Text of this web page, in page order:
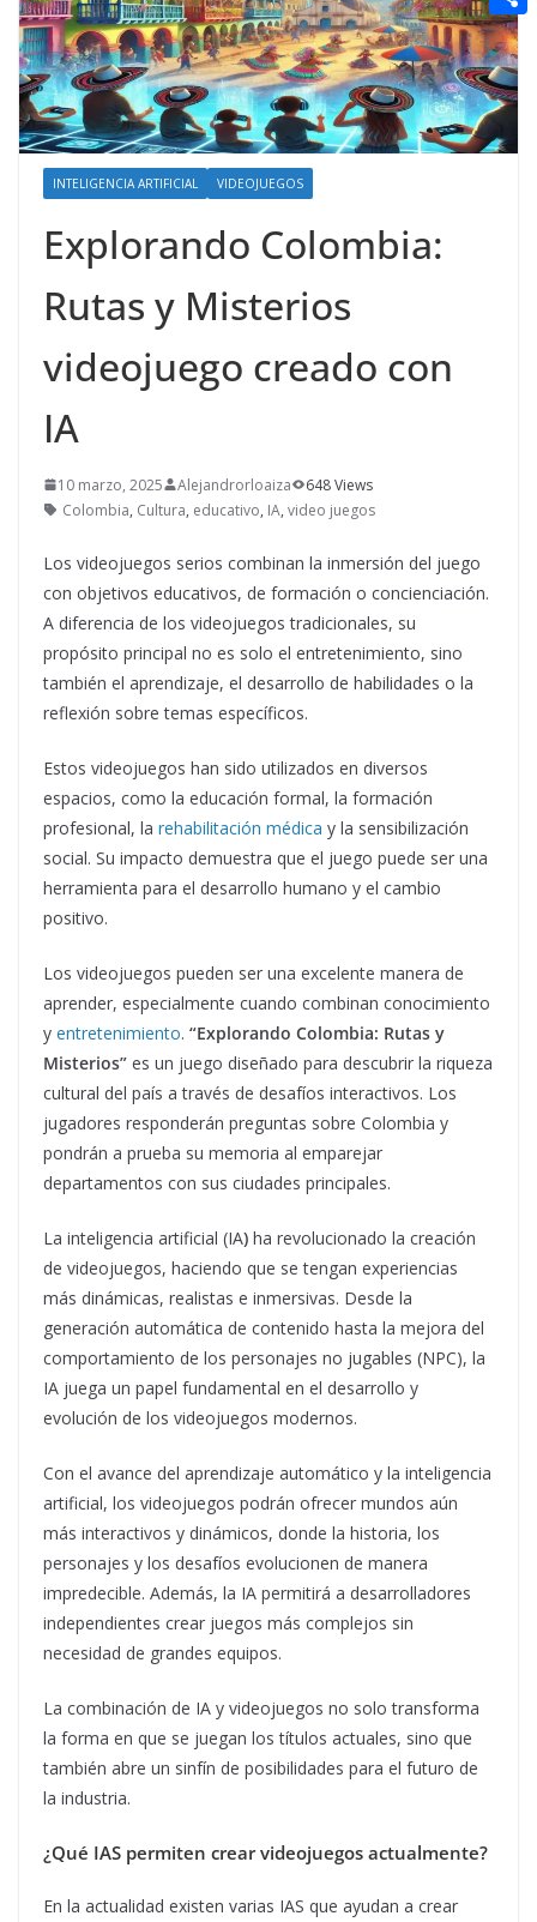
INTELIGENCIA ARTIFICIAL VIDEOJUEGOS
Explorando Colombia:
Rutas y Misterios
videojuego creado con
IA
10 marzo, 2025 Alejandrorloaiza
648 Views
Colombia, Cultura, educativo, IA, video juegos
Los videojuegos serios combinan la inmersión del juego
con objetivos educativos, de formación o concienciación.
A diferencia de los videojuegos tradicionales, su
propósito principal no es solo el entretenimiento, sino
también el aprendizaje, el desarrollo de habilidades o la
reflexión sobre temas específicos.
Estos videojuegos han sido utilizados en diversos
espacios, como la educación formal, la formación
profesional, la rehabilitación médica y la sensibilización
social. Su impacto demuestra que el juego puede ser una
herramienta para el desarrollo humano y el cambio
positivo.
Los videojuegos pueden ser una excelente manera de
aprender, especialmente cuando combinan conocimiento
y entretenimiento. “Explorando Colombia: Rutas y
Misterios” es un juego diseñado para descubrir la riqueza
cultural del país a través de desafíos interactivos. Los
jugadores responderán preguntas sobre Colombia y
pondrán a prueba su memoria al emparejar
departamentos con sus ciudades principales.
La inteligencia artificial (IA) ha revolucionado la creación
de videojuegos, haciendo que se tengan experiencias
más dinámicas, realistas e inmersivas. Desde la
generación automática de contenido hasta la mejora del
comportamiento de los personajes no jugables (NPC), la
IA juega un papel fundamental en el desarrollo y
evolución de los videojuegos modernos.
Con el avance del aprendizaje automático y la inteligencia
artificial, los videojuegos podrán ofrecer mundos aún
más interactivos y dinámicos, donde la historia, los
personajes y los desafíos evolucionen de manera
impredecible. Además, la IA permitirá a desarrolladores
independientes crear juegos más complejos sin
necesidad de grandes equipos.
La combinación de IA y videojuegos no solo transforma
la forma en que se juegan los títulos actuales, sino que
también abre un sinfín de posibilidades para el futuro de
la industria.
¿Qué IAS permiten crear videojuegos actualmente?
En la actualidad existen varias IAS que ayudan a crear
n
g
e
r
e
r
e
r
e
s
a
i
l
e
d
d
i
C
o
m
p